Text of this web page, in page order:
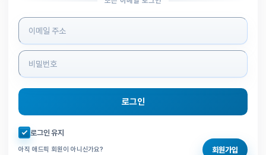
로그인 정보 입력
로그인
자동로그인 체크
로그인 유지
아직 애드픽 회원이 아니신가요? 회원가입